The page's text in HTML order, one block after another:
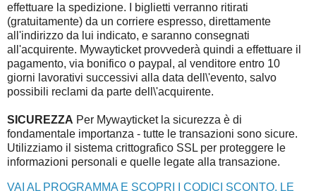
effettuare la spedizione. I biglietti verranno ritirati
(gratuitamente) da un corriere espresso, direttamente
all'indirizzo da lui indicato, e saranno consegnati
all'acquirente. Mywayticket provvederà quindi a effettuare il
pagamento, via bonifico o paypal, al venditore entro 10
giorni lavorativi successivi alla data dell\'evento, salvo
possibili reclami da parte dell\'acquirente.
SICUREZZA Per Mywayticket la sicurezza è di
fondamentale importanza - tutte le transazioni sono sicure.
Utilizziamo il sistema crittografico SSL per proteggere le
informazioni personali e quelle legate alla transazione.
VAI AL PROGRAMMA E SCOPRI I CODICI SCONTO, LE